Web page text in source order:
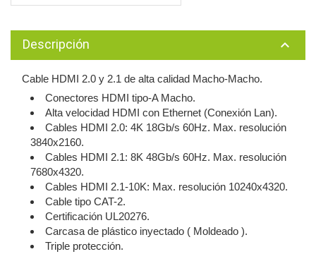
Descripción keyboard_arrow_up
Cable HDMI 2.0 y 2.1 de alta calidad Macho-Macho.
Conectores HDMI tipo-A Macho.
Alta velocidad HDMI con Ethernet (Conexión Lan).
Cables HDMI 2.0: 4K 18Gb/s 60Hz. Max. resolución
3840x2160.
Cables HDMI 2.1: 8K 48Gb/s 60Hz. Max. resolución
7680x4320.
Cables HDMI 2.1-10K: Max. resolución 10240x4320.
Cable tipo CAT-2.
Certificación UL20276.
Carcasa de plástico inyectado ( Moldeado ).
Triple protección.